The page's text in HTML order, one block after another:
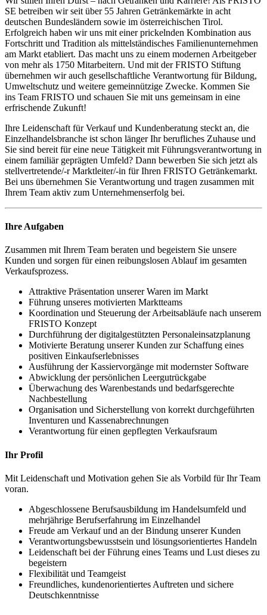
SE betreiben wir seit über 55 Jahren Getränkemärkte in acht
deutschen Bundesländern sowie im österreichischen Tirol.
Erfolgreich haben wir uns mit einer prickelnden Kombination aus
Fortschritt und Tradition als mittelständisches Familienunternehmen
am Markt etabliert. Das macht uns zu einem modernen Arbeitgeber
von mehr als 1750 Mitarbeitern. Und mit der FRISTO Stiftung
übernehmen wir auch gesellschaftliche Verantwortung für Bildung,
Umweltschutz und weitere gemeinnützige Zwecke. Kommen Sie
ins Team FRISTO und schauen Sie mit uns gemeinsam in eine
erfrischende Zukunft!
Ihre Leidenschaft für Verkauf und Kundenberatung steckt an, die
Einzelhandelsbranche ist schon länger Ihr berufliches Zuhause und
Sie sind bereit für eine neue Tätigkeit mit Führungsverantwortung in
einem familiär geprägten Umfeld? Dann bewerben Sie sich jetzt als
stellvertretende/-r Marktleiter/-in für Ihren FRISTO Getränkemarkt.
Bei uns übernehmen Sie Verantwortung und tragen zusammen mit
Ihrem Team aktiv zum Unternehmenserfolg bei.
Ihre Aufgaben
Zusammen mit Ihrem Team beraten und begeistern Sie unsere
Kunden und sorgen für einen reibungslosen Ablauf im gesamten
Verkaufsprozess.
Attraktive Präsentation unserer Waren im Markt
Führung unseres motivierten Marktteams
Koordination und Steuerung der Arbeitsabläufe nach unserem
FRISTO Konzept
Durchführung der digitalgestützten Personaleinsatzplanung
Motivierte Beratung unserer Kunden zur Schaffung eines
positiven Einkaufserlebnisses
Ausführung der Kassiervorgänge mit modernster Software
Abwicklung der persönlichen Leergutrückgabe
Überwachung des Warenbestands und bedarfsgerechte
Nachbestellung
Organisation und Sicherstellung von korrekt durchgeführten
Inventuren und Kassenabrechnungen
Verantwortung für einen gepflegten Verkaufsraum
Ihr Profil
Mit Leidenschaft und Motivation gehen Sie als Vorbild für Ihr Team
voran.
Abgeschlossene Berufsausbildung im Handelsumfeld und
mehrjährige Berufserfahrung im Einzelhandel
Freude am Verkauf und an der Bindung unserer Kunden
Verantwortungsbewusstsein und lösungsorientiertes Handeln
Leidenschaft bei der Führung eines Teams und Lust dieses zu
begeistern
Flexibilität und Teamgeist
Freundliches, kundenorientiertes Auftreten und sichere
Deutschkenntnisse